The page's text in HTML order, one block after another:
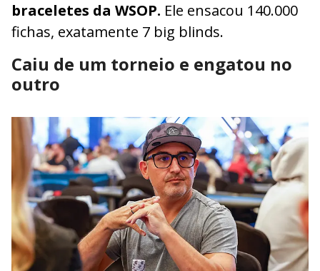
braceletes da WSOP. Ele ensacou 140.000
fichas, exatamente 7 big blinds.
Caiu de um torneio e engatou no
outro